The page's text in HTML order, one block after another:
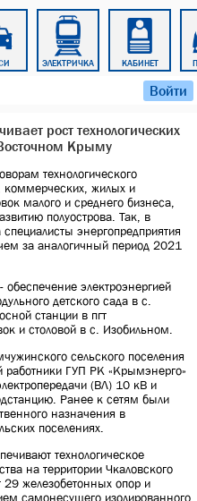
ЭЛЕКТРИЧКА КАБИНЕТ
Войти
рост технологических
Крыму
технологического
жилых и
малого и среднего бизнеса,
полуострова. Так, в
энергопредприятия
за аналогичный период 2021
электроэнергией
детского сада в с.
станции в пгт
и столовой в с. Изобильном.
сельского поселения
работники ГУП РК «Крымэнерго»
(ВЛ) 10 кВ и
Ранее к сетям были
назначения в
поселениях.
технологическое
на территории Чкаловского
29 железобетонных опор и
самонесущего изолированного